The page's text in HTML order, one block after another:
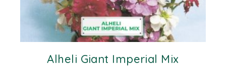
Alheli Giant Imperial Mix